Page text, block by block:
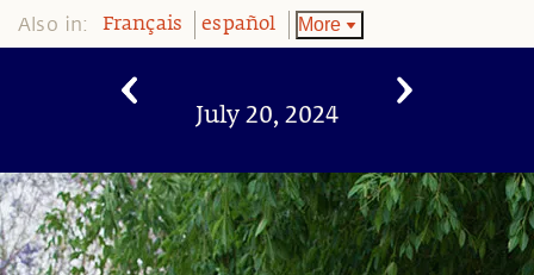
Also in: Français español More
July 20, 2024